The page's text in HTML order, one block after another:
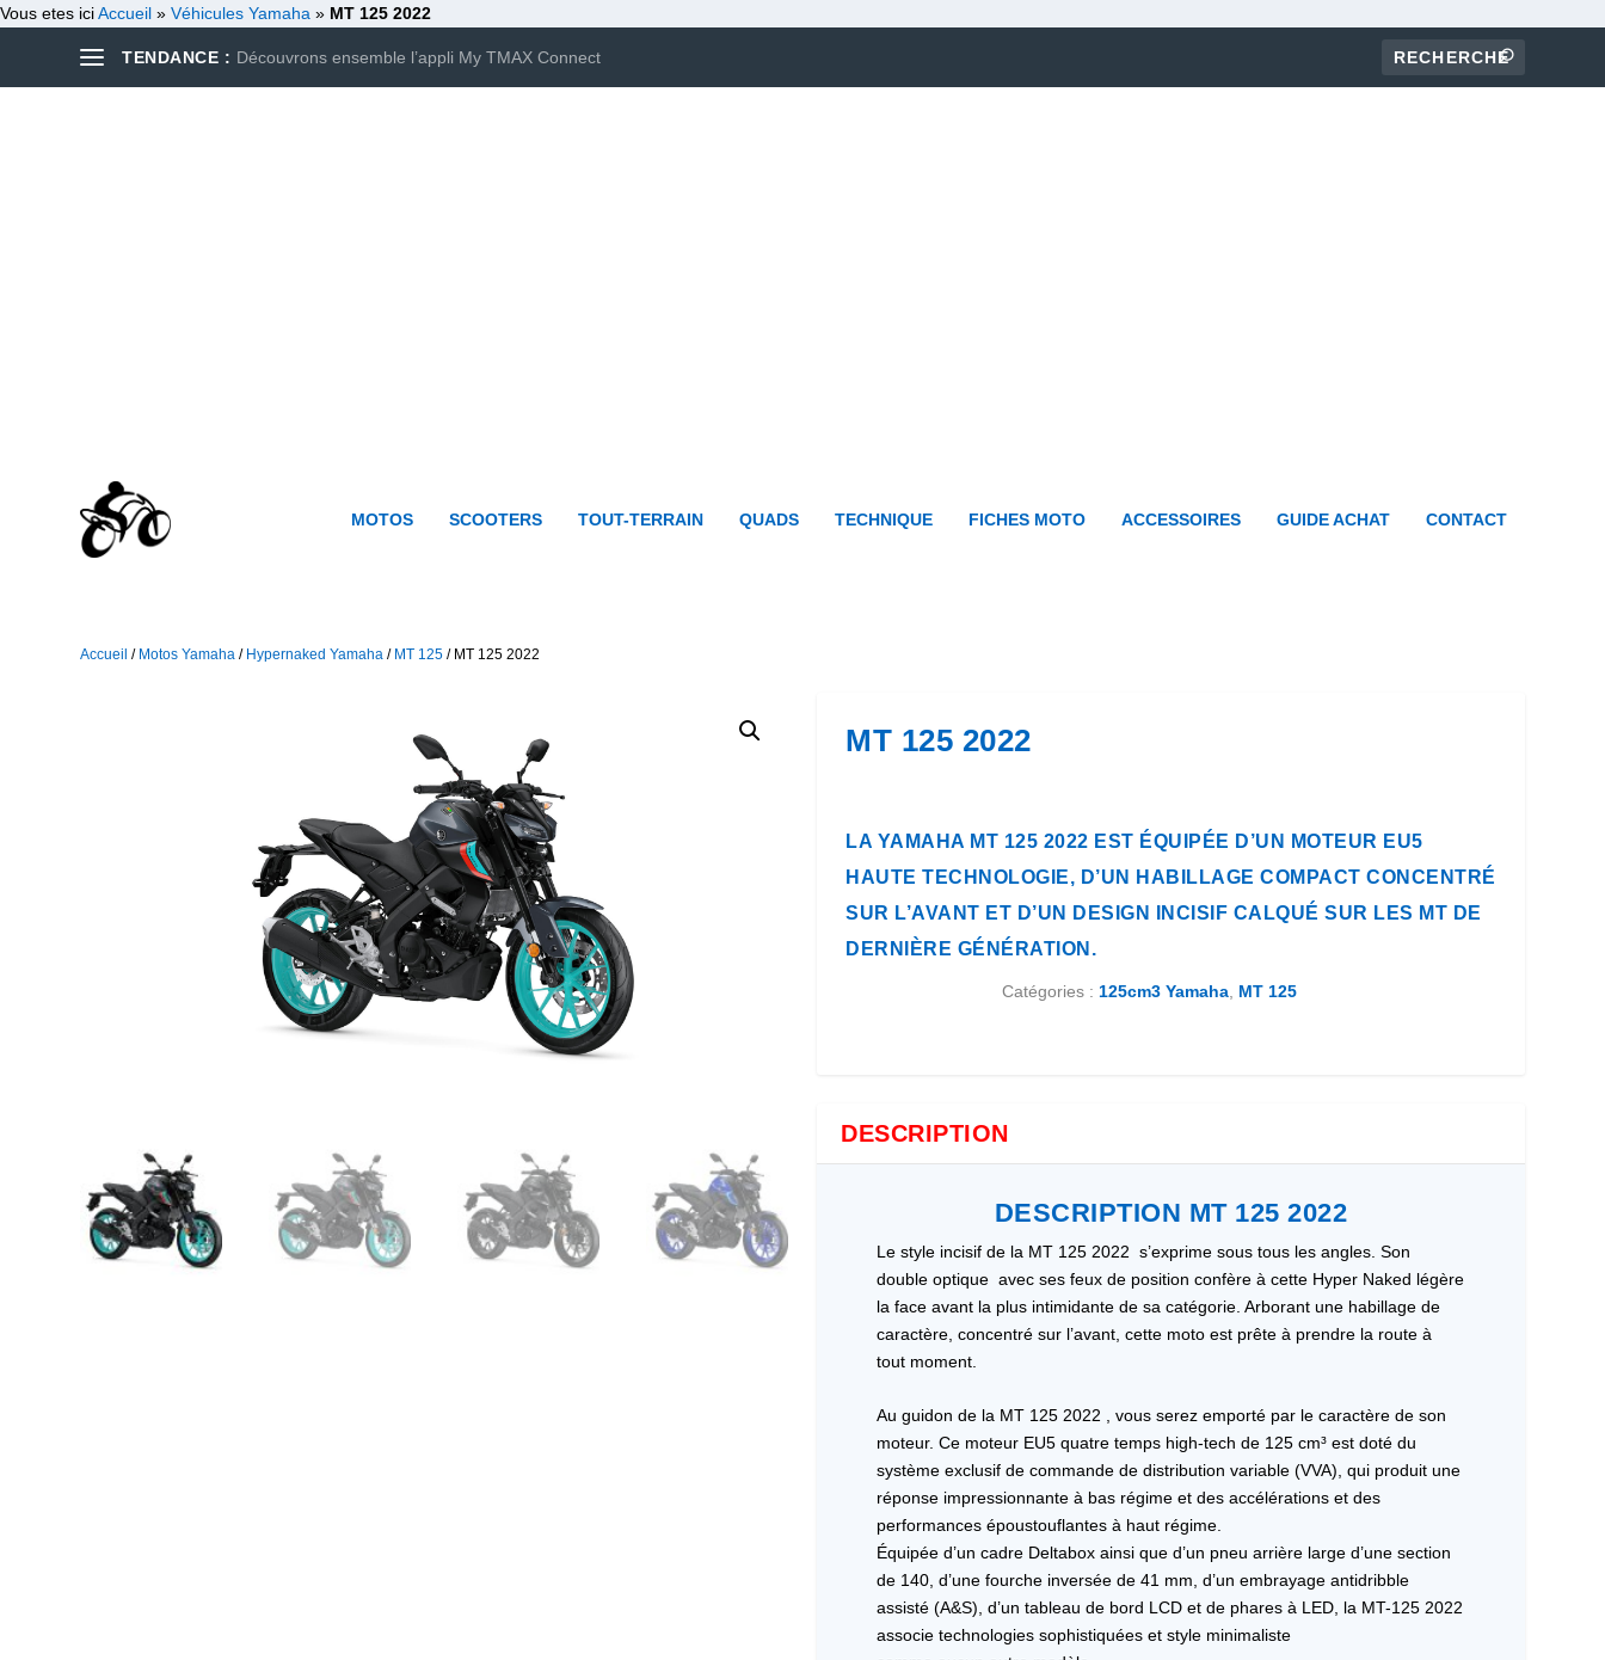
Vous etes iciAccueil » Véhicules Yamaha » MT 125 2022
TENDANCE : Découvrons ensemble l’appli My TMAX Connect
MOTOS SCOOTERS TOUT-TERRAIN QUADS TECHNIQUE FICHES MOTO ACCESSOIRES GUIDE ACHAT CONTACT
Accueil / Motos Yamaha / Hypernaked Yamaha / MT 125 / MT 125 2022
MT 125 2022
LA YAMAHA MT 125 2022 EST ÉQUIPÉE D’UN MOTEUR EU5
HAUTE TECHNOLOGIE, D’UN HABILLAGE COMPACT CONCENTRÉ
SUR L’AVANT ET D’UN DESIGN INCISIF CALQUÉ SUR LES MT DE
DERNIÈRE GÉNÉRATION.
Catégories : 125cm3 Yamaha MT 125
DESCRIPTION
DESCRIPTION MT 125 2022
Le style incisif de la MT 125 2022 s’exprime sous tous les angles. Son
double optique avec ses feux de position confère à cette Hyper Naked légère
la face avant la plus intimidante de sa catégorie. Arborant une habillage de
caractère, concentré sur l’avant, cette moto est prête à prendre la route à
tout moment.
Au guidon de la MT 125 2022 , vous serez emporté par le caractère de son
moteur. Ce moteur EU5 quatre temps high-tech de 125 cm³ est doté du
système exclusif de commande de distribution variable (VVA), qui produit une
réponse impressionnante à bas régime et des accélérations et des
performances époustouflantes à haut régime.
Équipée d’un cadre Deltabox ainsi que d’un pneu arrière large d’une section
de 140, d’une fourche inversée de 41 mm, d’un embrayage antidribble
assisté (A&S), d’un tableau de bord LCD et de phares à LED, la MT-125 2022
associe technologies sophistiquées et style minimaliste